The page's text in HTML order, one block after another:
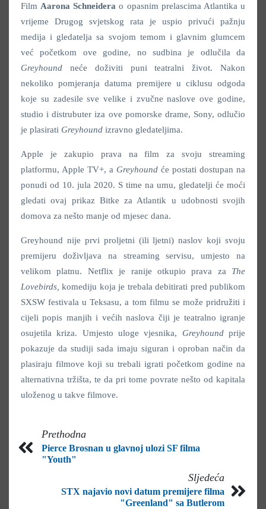
Film Aarona Schneidera o opasnim prelascima Atlantika u
vrijeme Drugog svjetskog rata je uspio privući pažnju
medija i gledatelja sa svojom temom i glavnim glumcem
već početkom ove godine, no sudbina je odlučila da
Greyhound neće doživiti puni teatralni život. Nakon
nekoliko pomjeranja datuma premijere u ciklusu odgoda
koje su zadesile sve velike i zvučne naslove ove godine,
studio i distrubuter iza ove pomorske drame, Sony, odlučio
je plasirati Greyhound izravno gledateljima.
Apple je zakupio prava na film za svoju streaming
platformu, Apple TV+, a Greyhound će postati dostupan na
ponudi od 10. jula 2020. S time na umu, gledatelji će moći
gledati ovaj prikaz Bitke za Atlantik u udobnosti svojih
domova za nešto manje od mjesec dana.
Greyhound nije prvi proljetni (ili ljetni) naslov koji svoju
premijeru doživljava na streaming servisu, umjesto na
velikom platnu. Netflix je ranije otkupio prava za The
Lovebirds ,komediju koja je trebala debitirati pred publikom
SXSW festivala u Teksasu, a tom filmu se može pridružiti i
cijeli popis manjih i većih naslova čiji je teatralno igranje
osujetila kriza. Umjesto uloge vjesnika, Greyhoundprije
pokazuje da studiji sada imaju siguran i oproban način da
plasiraju filmove koji su trebali igrati početkom godine na
alternativna tržišta, te da pri tome povrate nešto od kapitala
uloženog u takve filmove.
Prethodna
Pierce Brosnan u glavnoj ulozi SF filma
"Youth"
Sljedeća
STX najavio novi datum premijere filma
"Greenland" sa Butlerom